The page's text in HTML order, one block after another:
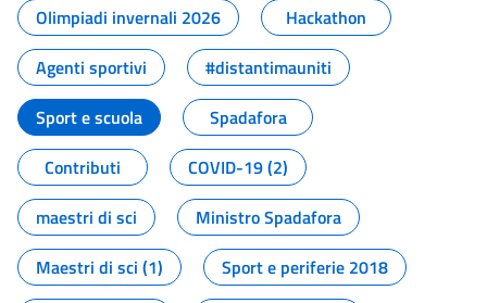
Olimpiadi invernali 2026
Hackathon
Agenti sportivi
#distantimauniti
Sport e scuola
Spadafora
Contributi
COVID-19 (2)
maestri di sci
Ministro Spadafora
Maestri di sci (1)
Sport e periferie 2018